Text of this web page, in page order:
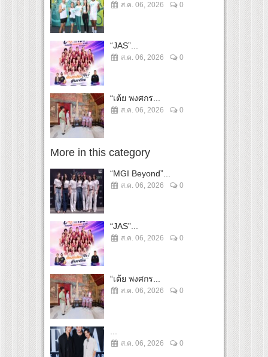
ส.ค. 06, 2026 0
“JAS”...
ส.ค. 06, 2026 0
“เต้ย พงศกร...
ส.ค. 06, 2026 0
More in this category
“MGI Beyond”...
ส.ค. 06, 2026 0
“JAS”...
ส.ค. 06, 2026 0
“เต้ย พงศกร...
ส.ค. 06, 2026 0
...
ส.ค. 06, 2026 0